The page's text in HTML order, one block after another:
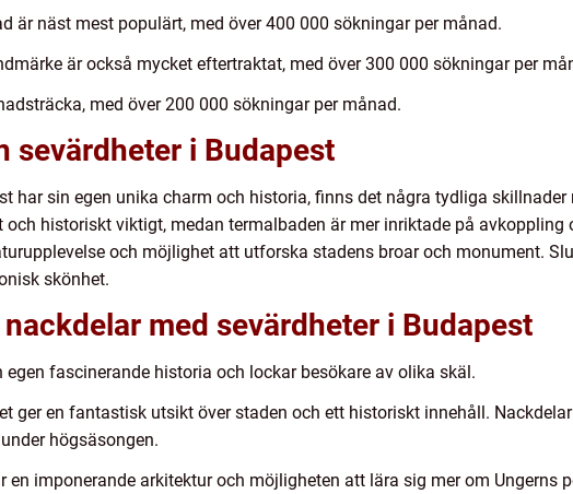
är näst mest populärt, med över 400 000 sökningar per månad.
är också mycket eftertraktat, med över 300 000 sökningar per
med över 200 000 sökningar per månad.
sevärdheter i Budapest
har sin egen unika charm och historia, finns det några tydliga
historiskt viktigt, medan termalbaden är mer inriktade på avkoppling
och möjlighet att utforska stadens broar och monument.
skönhet.
med sevärdheter i Budapest
fascinerande historia och lockar besökare av olika skäl.
ger en fantastisk utsikt över staden och ett historiskt innehåll.
högsäsongen.
en imponerande arkitektur och möjligheten att lära sig mer om Ungerns